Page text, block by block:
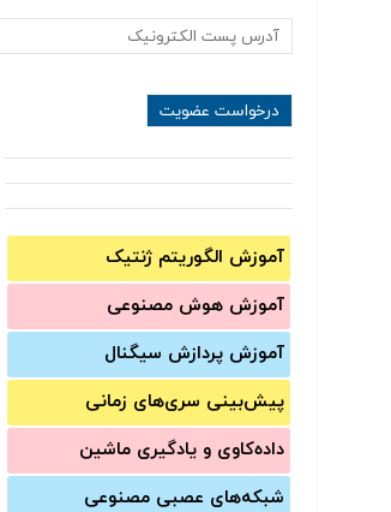
آموزش الگوریتم ژنتیک
آموزش‌ هوش مصنوعی
آموزش‌ پردازش سیگنال
پیش‌‌بینی سری‌‌های زمانی
داده‌کاوی و یادگیری ماشین
شبکه‌های عصبی مصنوعی